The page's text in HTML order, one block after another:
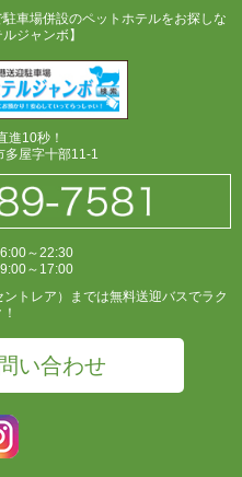
車場併設のペットホテルをお探しな
ジャンボ】
進10秒！
多屋字十部11-1
6:00～22:30
9:00～17:00
トレア）までは無料送迎バスでラク
い合わせ